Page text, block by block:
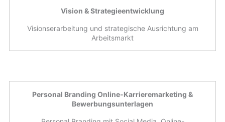
Vision & Strategieentwicklung
Visionserarbeitung und strategische Ausrichtung am
Arbeitsmarkt
Personal Branding Online-Karrieremarketing &
Bewerbungsunterlagen